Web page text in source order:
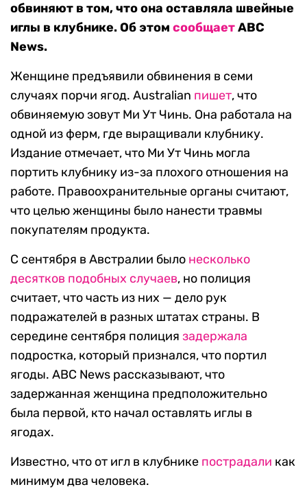
обвиняют в том, что она оставляла швейные
иглы в клубнике. Об этом сообщаетABC
News.
Женщине предъявили обвинения в семи
случаях порчи ягод. Australian пишет, что
обвиняемую зовут Ми Ут Чинь. Она работала на
одной из ферм, где выращивали клубнику.
Издание отмечает, что Ми Ут Чинь могла
портить клубнику из-за плохого отношения на
работе. Правоохранительные органы считают,
что целью женщины было нанести травмы
покупателям продукта.
С сентября в Австралии было несколько
десятков подобных случаев, но полиция
считает, что часть из них — дело рук
подражателей в разных штатах страны. В
середине сентября полиция задержала
подростка, который признался, что портил
ягоды. ABC News рассказывают, что
задержанная женщина предположительно
была первой, кто начал оставлять иглы в
ягодах.
Известно, что от игл в клубнике пострадали как
минимум два человека.